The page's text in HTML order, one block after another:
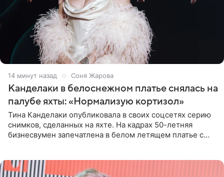
14 минут назад Соня Жарова
Канделаки в белоснежном платье снялась на
палубе яхты: «Нормализую кортизол»
Тина Канделаки опубликовала в своих соцсетях серию
снимков, сделанных на яхте. На кадрах 50-летняя
бизнесвумен запечатлена в белом летящем платье с